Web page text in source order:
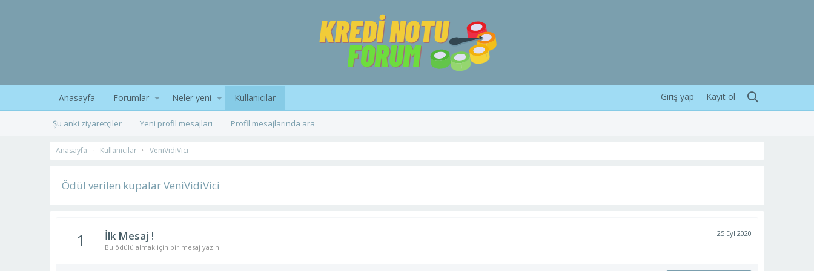
Anasayfa Forumlar Neler yeni Kullanıcılar Giriş yap Kayıt ol
Şu anki ziyaretçiler Yeni profil mesajları Profil mesajlarında ara
Anasayfa Kullanıcılar VeniVidiVici
Ödül verilen kupalar VeniVidiVici
1 25 Eyl 2020
İlk Mesaj !
Bu ödülü almak için bir mesaj yazın.